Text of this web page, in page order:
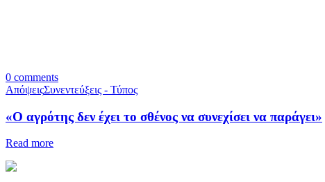
0 comments
ΑπόψειςΣυνεντεύξεις - Τύπος
«Ο αγρότης δεν έχει το σθένος να συνεχίσει να παράγει»
Read more